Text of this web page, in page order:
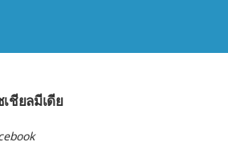
ชียลมีเดีย